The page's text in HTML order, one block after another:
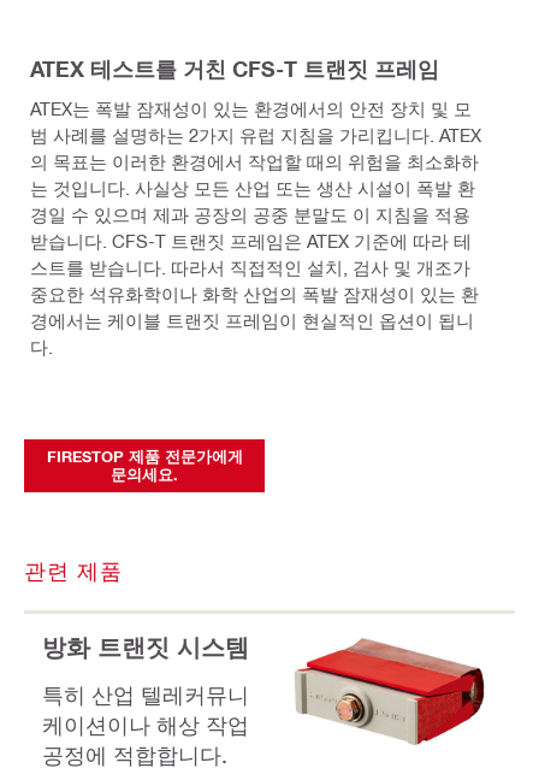
ATEX 테스트를 거친 CFS-T 트랜짓 프레임
ATEX는 폭발 잠재성이 있는 환경에서의 안전 장치 및 모
범 사례를 설명하는 2가지 유럽 지침을 가리킵니다. ATEX
의 목표는 이러한 환경에서 작업할 때의 위험을 최소화하
는 것입니다. 사실상 모든 산업 또는 생산 시설이 폭발 환
경일 수 있으며 제과 공장의 공중 분말도 이 지침을 적용
받습니다. CFS-T 트랜짓 프레임은 ATEX 기준에 따라 테
스트를 받습니다. 따라서 직접적인 설치, 검사 및 개조가
중요한 석유화학이나 화학 산업의 폭발 잠재성이 있는 환
경에서는 케이블 트랜짓 프레임이 현실적인 옵션이 됩니
다.
FIRESTOP 제품 전문가에게
문의세요.
관련 제품
방화 트랜짓 시스템
특히 산업 텔레커뮤니
케이션이나 해상 작업
공정에 적합합니다.